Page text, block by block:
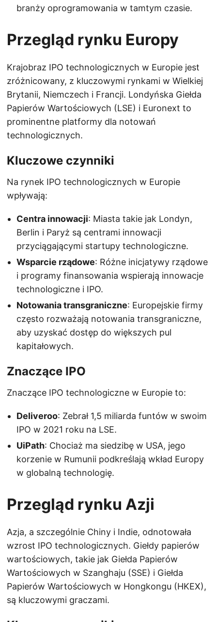
branży oprogramowania w tamtym czasie.
Przegląd rynku Europy
Krajobraz IPO technologicznych w Europie jest
zróżnicowany, z kluczowymi rynkami w Wielkiej
Brytanii, Niemczech i Francji. Londyńska Giełda
Papierów Wartościowych (LSE) i Euronext to
prominentne platformy dla notowań
technologicznych.
Kluczowe czynniki
Na rynek IPO technologicznych w Europie
wpływają:
Centra innowacji: Miasta takie jak Londyn,
Berlin i Paryż są centrami innowacji
przyciągającymi startupy technologiczne.
Wsparcie rządowe: Różne inicjatywy rządowe
i programy finansowania wspierają innowacje
technologiczne i IPO.
Notowania transgraniczne: Europejskie firmy
często rozważają notowania transgraniczne,
aby uzyskać dostęp do większych pul
kapitałowych.
Znaczące IPO
Znaczące IPO technologiczne w Europie to:
Deliveroo: Zebrał 1,5 miliarda funtów w swoim
IPO w 2021 roku na LSE.
UiPath: Chociaż ma siedzibę w USA, jego
korzenie w Rumunii podkreślają wkład Europy
w globalną technologię.
Przegląd rynku Azji
Azja, a szczególnie Chiny i Indie, odnotowała
wzrost IPO technologicznych. Giełdy papierów
wartościowych, takie jak Giełda Papierów
Wartościowych w Szanghaju (SSE) i Giełda
Papierów Wartościowych w Hongkongu (HKEX),
są kluczowymi graczami.